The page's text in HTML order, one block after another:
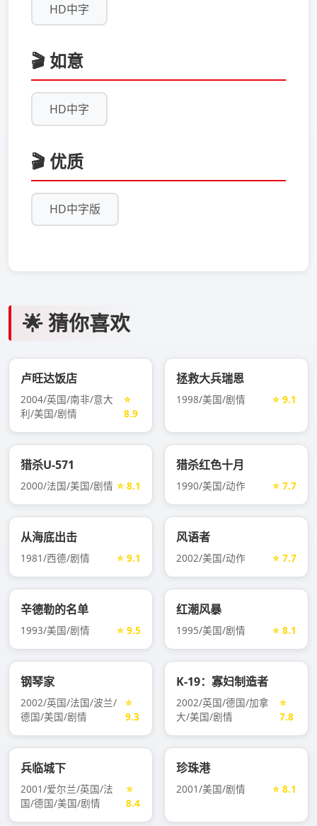
HD中字
🎬 如意
HD中字
🎬 优质
HD中字版
🌟 猜你喜欢
卢旺达饭店
2004/英国/南非/意大
利/美国/剧情
⭐
8.9
拯救大兵瑞恩
1998/美国/剧情 ⭐ 9.1
猎杀U-571
2000/法国/美国/剧情 ⭐ 8.1
猎杀红色十月
1990/美国/动作 ⭐ 7.7
从海底出击
1981/西德/剧情 ⭐ 9.1
风语者
2002/美国/动作 ⭐ 7.7
辛德勒的名单
1993/美国/剧情 ⭐ 9.5
红潮风暴
1995/美国/剧情 ⭐ 8.1
钢琴家
2002/英国/法国/波兰/
德国/美国/剧情
⭐
9.3
K-19：寡妇制造者
2002/英国/德国/加拿
大/美国/剧情
⭐
7.8
兵临城下
2001/爱尔兰/英国/法
国/德国/美国/剧情
⭐
8.4
珍珠港
2001/美国/剧情 ⭐ 8.1